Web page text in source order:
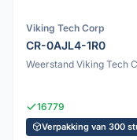
Viking Tech Corp
CR-0AJL4-1R0
Weerstand Viking Tech
16779
Verpakking van 300